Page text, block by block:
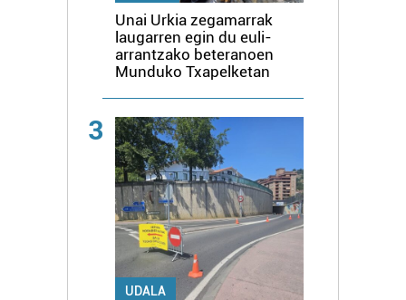
Unai Urkia zegamarrak
laugarren egin du euli-
arrantzako beteranoen
Munduko Txapelketan
3
UDALA